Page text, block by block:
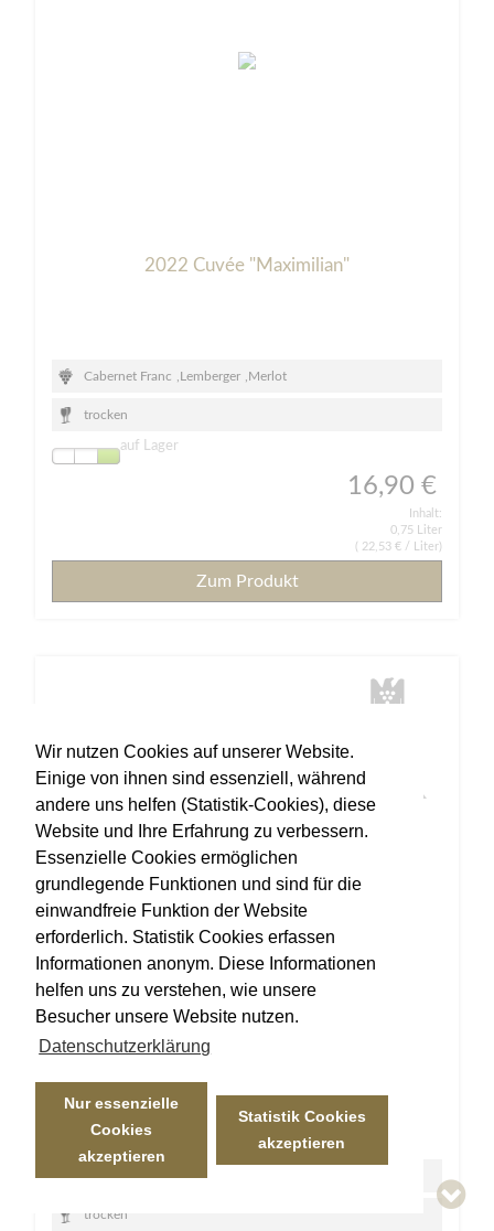
Wir nutzen Cookies auf unserer Website.
Einige von ihnen sind essenziell, während
andere uns helfen (Statistik-Cookies), diese
Website und Ihre Erfahrung zu verbessern.
Essenzielle Cookies ermöglichen
grundlegende Funktionen und sind für die
einwandfreie Funktion der Website
erforderlich. Statistik Cookies erfassen
Informationen anonym. Diese Informationen
helfen uns zu verstehen, wie unsere
Besucher unsere Website nutzen.
Datenschutzerklärung
Nur essenzielle
Cookies
akzeptieren
Statistik Cookies
akzeptieren
2022 Cuvée "Maximilian"
Cabernet Franc Lemberger Merlot
trocken
auf Lager
16,90 €
Inhalt:
0,75 Liter
22,53 € / Liter)
Zum Produkt
Blauer Spätburgunder
trocken